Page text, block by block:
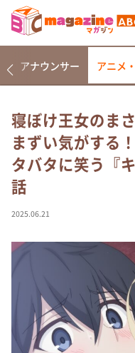
なるみ・岡村の過ぎ
相席食堂
～人生密着トーク
て真剣です
探偵！ナイトスク
news おかえり
河合＆A.B.C-Z塚田
（news おかえり）
DAIGOも台所 ～き
本日はダイアンな
アナウンサー アニメ
寝ぼけ王女のま
まずい気がする
タバタに笑う『
話
2025.06.21